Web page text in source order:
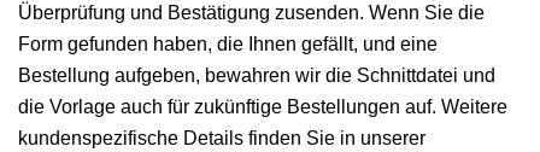
Überprüfung und Bestätigung zusenden. Wenn Sie die
Form gefunden haben, die Ihnen gefällt, und eine
Bestellung aufgeben, bewahren wir die Schnittdatei und
die Vorlage auch für zukünftige Bestellungen auf. Weitere
kundenspezifische Details finden Sie in unserer